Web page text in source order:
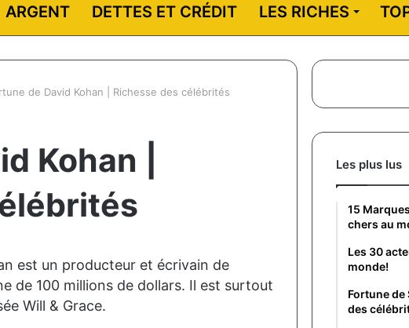
ARGENT DETTES ET CRÉDIT LES RICHES
de David Kohan | Richesse des célébrités
Kohan |
est un producteur et écrivain de
de 100 millions de dollars. Il est surtout
Will & Grace.
Les plus lus
15
chers au
Les 30
monde!
Fortune de
des